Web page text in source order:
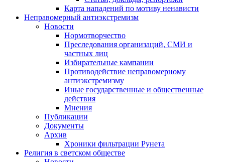
Карта нападений по мотиву ненависти
Неправомерный антиэкстремизм
Новости
Нормотворчество
Преследования организаций, СМИ и
частных лиц
Избирательные кампании
Противодействие неправомерному
антиэкстремизму
Иные государственные и общественные
действия
Мнения
Публикации
Документы
Архив
Хроники фильтрации Рунета
Религия в светском обществе